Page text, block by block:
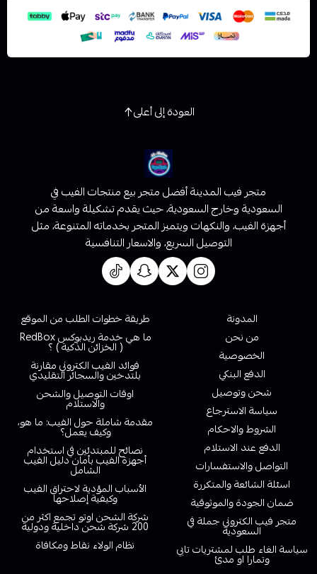
العودة إلى أعلى
متجر فيب المدينة أفضل متجر بيع منتجات الفيب في
السعودية وخارج السعودية، حيث يقدم تشكيلة واسعة من
أجهزة الفيب، والنكهات ويتميز المتجر بخدماته المتنوعة، مثل
التوصيل السريع، والاسعار التنافسية
المدونة
من نحن
الخصوصية
الدفع البنكي
شحن وتوصيل
سياسة الاسترجاع
الشروط والاحكام
الدفع عند الاستلام
التواصل والاستفسارات
اسئلة الشائعة والمتكررة
ضمان الجودة والموثوقية
متجر فيب الكتروني جملة في
السعودية
سياسة الغاء طلب لمشتريات تابي
وتمارا او مدئ
طريقة خطوات الطلب من الموقع
ما هي خدمة ريدبوكس RedBox
( الخزائن الذكية ) ؟
فوائد الفيب الكتروني مقارنة
بلتدخين والسجائر التقليدي
اوقات التوصيل والشحن
والاستلام
مقدمة شاملة حول الفيب: ما هو،
وكيف يعمل؟
نصائح للمبتدئين في استخدام
أجهزة الفيب بأمان دليل الفيب
الشامل
الأسباب المؤدية لاحتراق الفيب
وكيفية إصلاحها
شركة الشحن اوتو تجمع اكثر من
200 شركة شحن داخلية ودولية
نظام الولاء نقاط ومكافاة